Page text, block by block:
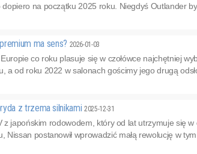
na początku 2025 roku. Niegdyś Outlander
ma sens? 2026-01-03
co roku plasuje się w czołówce najchętniej
a od roku 2022 w salonach gościmy jego drugą
z trzema silnikami 2025-12-31
z japońskim rodowodem, który od lat utrzymuje się
postanowił wprowadzić małą rewolucję w